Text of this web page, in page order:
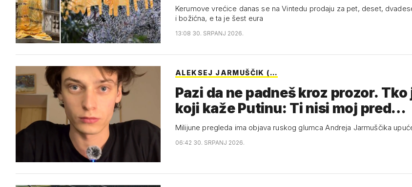
Kerumove vrećice danas se na Vintedu prodaju za pet, deset,
i božićna, e ta je šest eura
13:08 30. SRPANJ 2026.
ALEKSEJ JARMUŠČIK (…
Pazi da ne padneš kroz prozor.
koji kaže Putinu: Ti nisi moj pred…
Milijune pregleda ima objava ruskog glumca Andreja Jarmuščika
06:42 30. SRPANJ 2026.